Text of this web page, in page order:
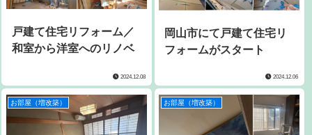
戸建て住宅リフォーム／
和室から洋室へのリノベ
2024.12.08
岡山市にて戸建て住宅リ
フォームがスタート
2024.12.06
お部屋（増改築） お部屋（増改築）